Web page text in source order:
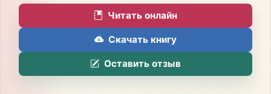
Читать онлайн
Скачать книгу
Оставить отзыв